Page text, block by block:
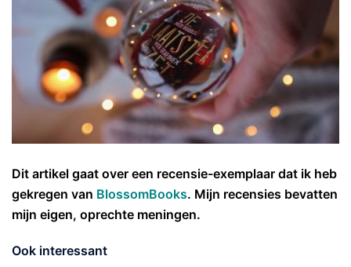
Dit artikel gaat over een recensie-exemplaar dat ik heb
gekregen van BlossomBooks. Mijn recensies bevatten
mijn eigen, oprechte meningen.
Ook interessant